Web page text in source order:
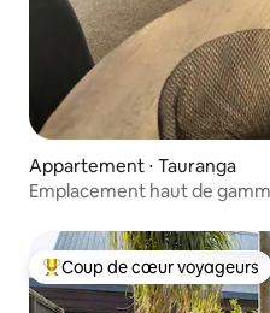
Appartement ⋅ Tauranga
Emplacement haut de
Coups de cœur voyageurs
Coup de cœur voyageurs